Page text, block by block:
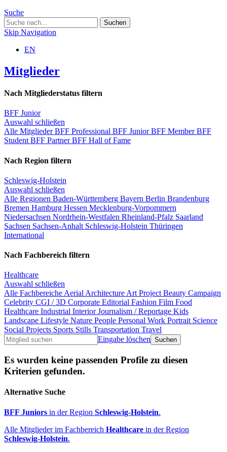
Suche
Skip Navigation
EN
Mitglieder
Nach Mitgliederstatus filtern
BFF Junior
Auswahl schließen
Alle MitgliederBFF Professional BFF JuniorBFF MemberBFF
Student BFF PartnerBFF Hall of Fame
Nach Region filtern
Schleswig-Holstein
Auswahl schließen
Alle Regionen Baden-Württemberg Bayern Berlin Brandenburg
Bremen Hamburg Hessen Mecklenburg-Vorpommern
Niedersachsen Nordrhein-Westfalen Rheinland-Pfalz Saarland
Sachsen Sachsen-Anhalt Schleswig-Holstein Thüringen
International
Nach Fachbereich filtern
Healthcare
Auswahl schließen
Alle Fachbereiche Aerial Architecture Art Project Beauty Campaign
Celebrity CGI / 3D Corporate Editorial Fashion Film Food
Healthcare Industrial InteriorJournalism / Reportage Kids
Landscape Lifestyle Nature People Personal Work Portrait Science
Social Projects Sports Stills Transportation Travel
Eingabe löschen
Es wurden keine passenden Profile zu diesen
Kriterien gefunden.
Alternative Suche
BFF Juniors in der Region Schleswig-Holstein.
Alle Mitglieder im Fachbereich Healthcare in der Region
Schleswig-Holstein.